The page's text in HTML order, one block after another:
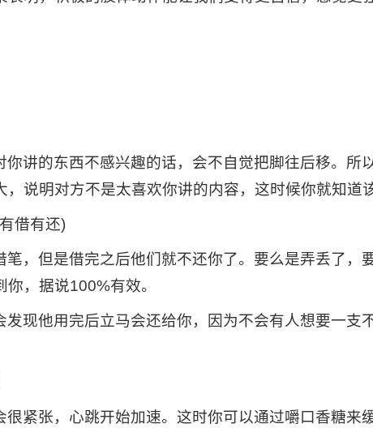
讲的东西不感兴趣的话，会不自觉把脚往后移。所
说明对方不是太喜欢你讲的内容，这时候你就知道
借有还)
，但是借完之后他们就不还你了。要么是弄丢了，
，据说100%有效。
现他用完后立马会还给你，因为不会有人想要一支
紧张，心跳开始加速。这时你可以通过嚼口香糖来